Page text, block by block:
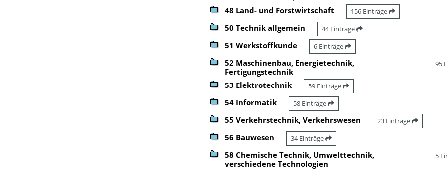
48 Land- und Forstwirtschaft 156 Einträge
50 Technik allgemein 44 Einträge
51 Werkstoffkunde 6 Einträge
52 Maschinenbau, Energietechnik,
Fertigungstechnik
95
53 Elektrotechnik 59 Einträge
54 Informatik 58 Einträge
55 Verkehrstechnik, Verkehrswesen 23 Einträge
56 Bauwesen 34 Einträge
58 Chemische Technik, Umwelttechnik,
verschiedene Technologien
5